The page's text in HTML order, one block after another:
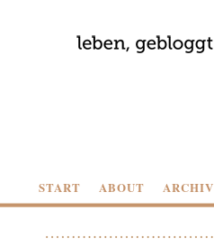
START ABOUT ARCHIV